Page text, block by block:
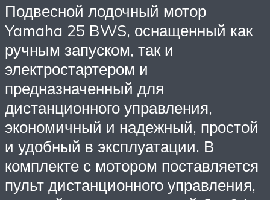
Подвесной лодочный мотор
Yamaha 25 BWS, оснащенный как
ручным запуском, так и
электростартером и
предназначенный для
дистанционного управления,
экономичный и надежный, простой
и удобный в эксплуатации. В
комплекте с мотором поставляется
пульт дистанционного управления,